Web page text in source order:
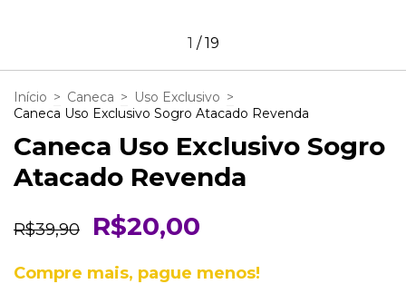
1 /19
Início > Caneca > Uso Exclusivo >
Caneca Uso Exclusivo Sogro Atacado Revenda
Caneca Uso Exclusivo Sogro
Atacado Revenda
R$39,90 R$20,00
Compre mais, pague menos!